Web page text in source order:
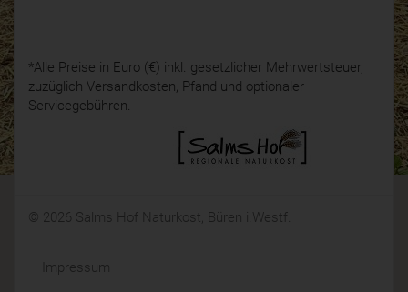
*Alle Preise in Euro (€) inkl. gesetzlicher Mehrwertsteuer,
zuzüglich Versandkosten, Pfand und optionaler
Servicegebühren.
© 2026 Salms Hof Naturkost, Büren i.Westf.
Impressum